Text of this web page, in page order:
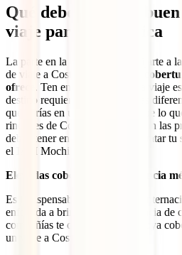
Qué debe tener un buen
viaje para Costa Rica
La parte en la que más debes fijarte a
de viaje a Costa Rica es en
las
ofrece
. Ten en cuenta que cada viaje
destino requiere unas coberturas
que harías en un viaje a París que lo
rincones de Costa Rica. Estas son las
debes tener en cuenta para contratar tu
el IATI Mochilero.
Elevadas coberturas de asistencia
Es indispensable que tu póliza
enfocada a brindarte una asistencia de
compañías te ofrecen seguros cuya
un viaje a Costa Rica.